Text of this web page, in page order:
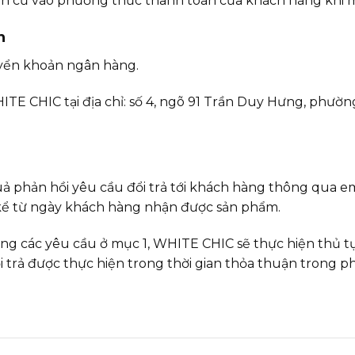
khoản ngân hàng.
CHIC tại địa chỉ: số 4, ngõ 91 Trần Duy Hưng,
phản hồi yêu cầu đổi trả tới khách hàng thông qua
từ ngày khách hàng nhận được sản phẩm.
các yêu cầu ở mục 1, WHITE CHIC sẽ thực hiện thủ
trả được thực hiện trong thời gian thỏa thuận trong